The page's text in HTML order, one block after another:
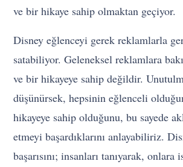
ve bir hikaye sahip olmaktan geçiyor.
Disney eğlenceyi gerek reklamlarla
satabiliyor. Geleneksel reklamlara
ve bir hikayeye sahip değildir.
düşünürsek, hepsinin eğlenceli
hikayeye sahip olduğunu, bu sayede
etmeyi başardıklarını anlayabiliriz.
başarısını; insanları tanıyarak,